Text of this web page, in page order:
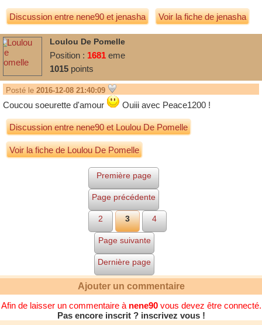
Discussion entrenene90etjenasha Voir la fiche de jenasha
Loulou De Pomelle
Position : 1681 eme
1015 points
Posté le 2016-12-08 21:40:09
Coucou soeurette d'amour Ouiii avec Peace1200 !
Discussion entrenene90etLoulou De Pomelle
Voir la fiche de Loulou De Pomelle
Première page
Page précédente
2 3 4
Page suivante
Dernière page
Ajouter un commentaire
Afin de laisser un commentaire à nene90vous devez être connecté.
Pas encore inscrit ? inscrivez vous !